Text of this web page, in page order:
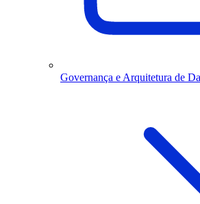
Governança e Arquitetura de